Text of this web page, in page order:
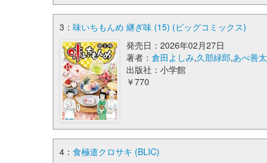
3： 味いちもんめ 継ぎ味 (15) (ビッグコミックス)
発売日：2026年02月27日
著者：倉田よしみ,久部緑郎,あべ善太
出版社：小学館
￥770
4： 食極道クロサキ (BLIC)